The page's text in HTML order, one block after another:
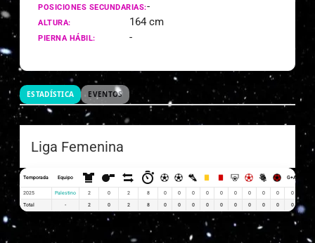
POSICIONES SECUNDARIAS:-
ALTURA: 164 cm
PIERNA HÁBIL: -
ESTADÍSTICA EVENTOS
Liga Femenina
Temporada Equipo G+A
2025 Palestino 2 0 2 8 0 0 0 0 0 0 0 0 0 0
Total - 2 0 2 8 0 0 0 0 0 0 0 0 0 0